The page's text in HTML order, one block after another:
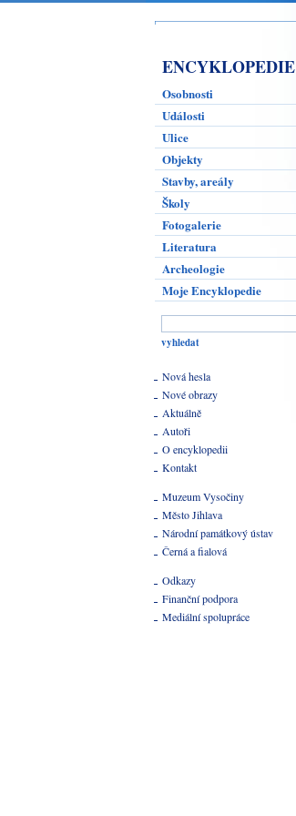
ENCYKLOPEDIE
Osobnosti
Události
Ulice
Objekty
Stavby, areály
Školy
Fotogalerie
Literatura
Archeologie
Moje Encyklopedie
Nová hesla
Nové obrazy
Aktuálně
Autoři
O encyklopedii
Kontakt
Muzeum Vysočiny
Město Jihlava
Národní památkový ústav
Černá a fialová
Odkazy
Finanční podpora
Mediální spolupráce